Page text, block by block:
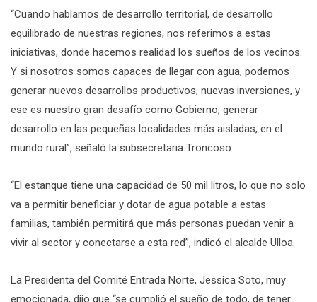
“Cuando hablamos de desarrollo territorial, de desarrollo
equilibrado de nuestras regiones, nos referimos a estas
iniciativas, donde hacemos realidad los sueños de los vecinos.
Y si nosotros somos capaces de llegar con agua, podemos
generar nuevos desarrollos productivos, nuevas inversiones, y
ese es nuestro gran desafío como Gobierno, generar
desarrollo en las pequeñas localidades más aisladas, en el
mundo rural”, señaló la subsecretaria Troncoso.
“El estanque tiene una capacidad de 50 mil litros, lo que no solo
va a permitir beneficiar y dotar de agua potable a estas
familias, también permitirá que más personas puedan venir a
vivir al sector y conectarse a esta red”, indicó el alcalde Ulloa.
La Presidenta del Comité Entrada Norte, Jessica Soto, muy
emocionada, dijo que “se cumplió el sueño de todo, de tener